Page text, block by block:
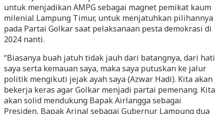
untuk menjadikan AMPG sebagai magnet pemikat kaum
milenial Lampung Timur, untuk menjatuhkan pilihannya
pada Partai Golkar saat pelaksanaan pesta demokrasi di
2024 nanti.
“Biasanya buah jatuh tidak jauh dari batangnya, dari hati
saya serta kemauan saya, maka saya putuskan ke jalur
politik mengikuti jejak ayah saya (Azwar Hadi). Kita akan
bekerja keras agar Golkar menjadi partai pemenang. Kita
akan solid mendukung Bapak Airlangga sebagai
Presiden, Bapak Arinal sebagai Gubernur Lampung dua